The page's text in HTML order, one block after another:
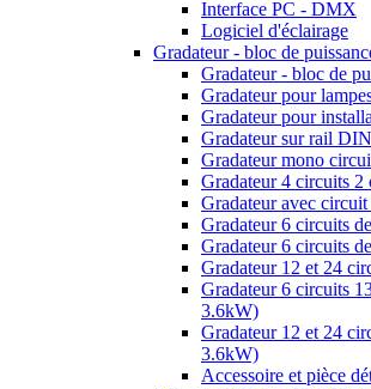
Interface PC - DMX
Logiciel d'éclairage
Gradateur - bloc de
Gradateur - bloc de
Gradateur pour
Gradateur pour
Gradateur sur rail DIN
Gradateur mono
Gradateur 4 circuits 2
Gradateur avec
Gradateur 6 circuits
Gradateur 6 circuits
Gradateur 12 et 24
Gradateur 6 circuits
3.6kW)
Gradateur 12 et 24
3.6kW)
Accessoire et pièce